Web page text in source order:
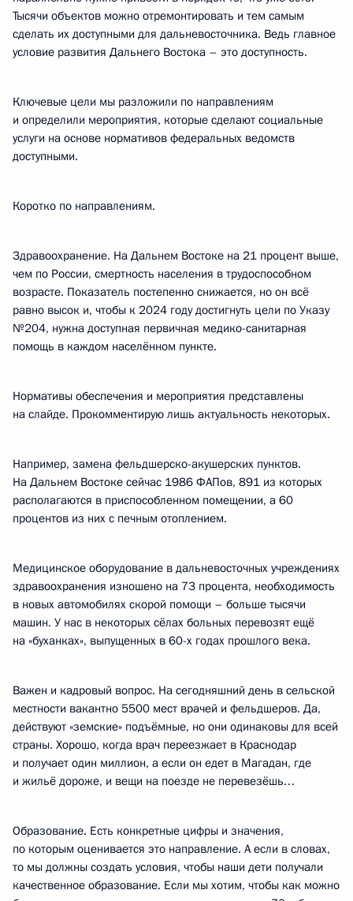
Тысячи объектов можно отремонтировать и тем самым
сделать их доступными для дальневосточника. Ведь главное
условие развития Дальнего Востока – это доступность.
Ключевые цели мы разложили по направлениям
и определили мероприятия, которые сделают социальные
услуги на основе нормативов федеральных ведомств
доступными.
Коротко по направлениям.
Здравоохранение. На Дальнем Востоке на 21 процент выше,
чем по России, смертность населения в трудоспособном
возрасте. Показатель постепенно снижается, но он всё
равно высок и, чтобы к 2024 году достигнуть цели по Указу
№204, нужна доступная первичная медико-санитарная
помощь в каждом населённом пункте.
Нормативы обеспечения и мероприятия представлены
на слайде. Прокомментирую лишь актуальность некоторых.
Например, замена фельдшерско-акушерских пунктов.
На Дальнем Востоке сейчас 1986 ФАПов, 891 из которых
располагаются в приспособленном помещении, а 60
процентов из них с печным отоплением.
Медицинское оборудование в дальневосточных учреждениях
здравоохранения изношено на 73 процента, необходимость
в новых автомобилях скорой помощи – больше тысячи
машин. У нас в некоторых сёлах больных перевозят ещё
на «буханках», выпущенных в 60-х годах прошлого века.
Важен и кадровый вопрос. На сегодняшний день в сельской
местности вакантно 5500 мест врачей и фельдшеров. Да,
действуют «земские» подъёмные, но они одинаковы для всей
страны. Хорошо, когда врач переезжает в Краснодар
и получает один миллион, а если он едет в Магадан, где
и жильё дороже, и вещи на поезде не перевезёшь…
Образование. Есть конкретные цифры и значения,
по которым оценивается это направление. А если в словах,
то мы должны создать условия, чтобы наши дети получали
качественное образование. Если мы хотим, чтобы как можно